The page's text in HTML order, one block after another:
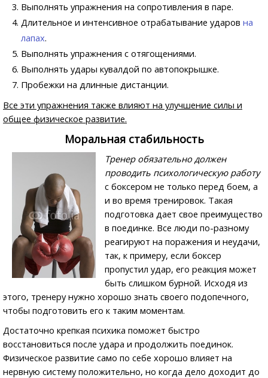
Выполнять упражнения на сопротивления в паре.
Длительное и интенсивное отрабатывание ударов на
лапах.
Выполнять упражнения с отягощениями.
Выполнять удары кувалдой по автопокрышке.
Пробежки на длинные дистанции.
Все эти упражнения также влияют на улучшение силы и
общее физическое развитие.
Моральная стабильность
Тренер обязательно должен
проводить психологическую работу
с боксером не только перед боем, а
и во время тренировок. Такая
подготовка дает свое преимущество
в поединке. Все люди по-разному
реагируют на поражения и неудачи,
так, к примеру, если боксер
пропустил удар, его реакция может
быть слишком бурной. Исходя из
этого, тренеру нужно хорошо знать своего подопечного,
чтобы подготовить его к таким моментам.
Достаточно крепкая психика поможет быстро
восстановиться после удара и продолжить поединок.
Физическое развитие само по себе хорошо влияет на
нервную систему положительно, но когда дело доходит до